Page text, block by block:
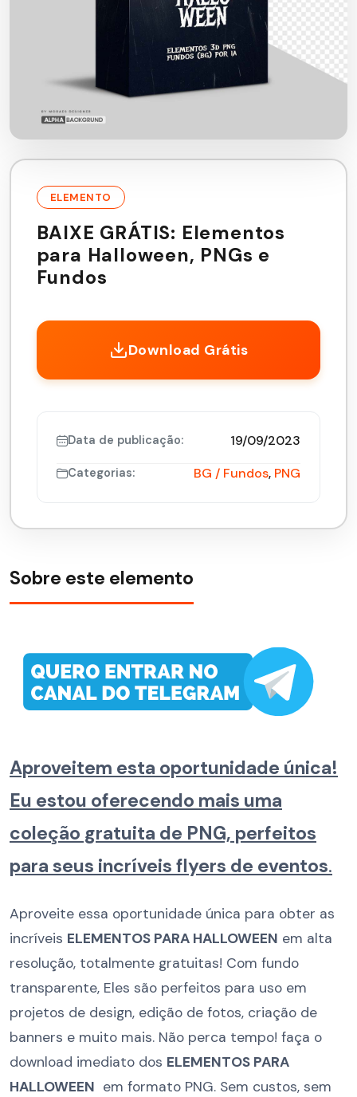
ELEMENTO
BAIXE GRÁTIS: Elementos
para Halloween, PNGs e
Fundos
Download Grátis
Data de publicação: 19/09/2023
Categorias: BG / Fundos, PNG
Sobre este elemento
Aproveitem esta oportunidade única!
Eu estou oferecendo mais uma
coleção gratuita de PNG, perfeitos
para seus incríveis flyers de eventos.
Aproveite essa oportunidade única para obter as
incríveis ELEMENTOS PARA HALLOWEEN em alta
resolução, totalmente gratuitas! Com fundo
transparente, Eles são perfeitos para uso em
projetos de design, edição de fotos, criação de
banners e muito mais. Não perca tempo! faça o
download imediato dos ELEMENTOS PARA
HALLOWEEN em formato PNG. Sem custos, sem